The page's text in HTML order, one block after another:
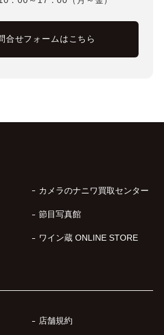
合せフォームはこちら
カメラのナニワ買取センター
節目写真館
ワイン蔵 ONLINE STORE
店舗規約